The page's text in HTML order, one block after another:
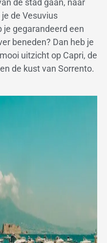
de Vesuvius
je gegarandeerd een
beneden? Dan heb je
uitzicht op Capri, de
de kust van Sorrento.